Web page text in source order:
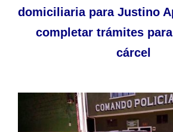
domiciliaria para Justino
completar trámites
cárcel